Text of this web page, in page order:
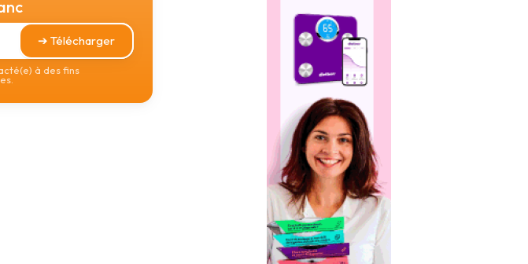
➔ Télécharger
à des fins